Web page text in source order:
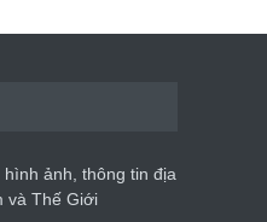
ảnh, thông tin địa
và Thế Giới